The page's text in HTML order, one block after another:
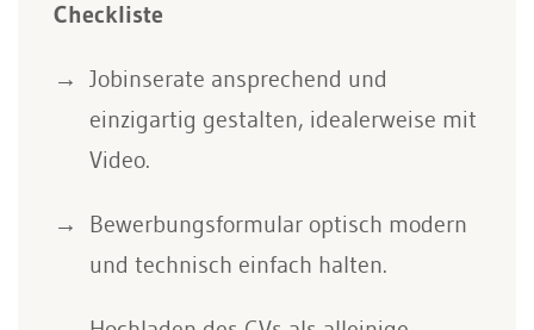
Checkliste
Jobinserate ansprechend und
einzigartig gestalten, idealerweise mit
Video.
Bewerbungsformular optisch modern
und technisch einfach halten.